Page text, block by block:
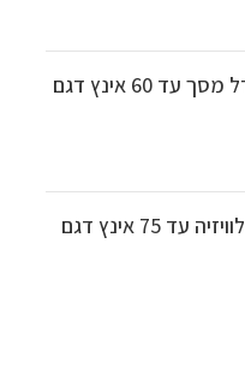
זרוע לטלוויזיה בגודל מסך עד 60 אינץ דגם
זרוע מסתובבת לטלוויזיה עד 75 אינץ דגם